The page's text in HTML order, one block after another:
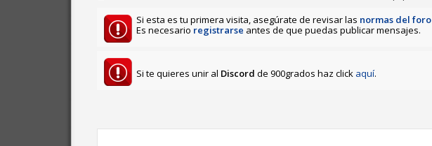
Si esta es tu primera visita, asegúrate de revisar las normas del foro
Es necesario registrarse antes de que puedas publicar mensajes.
Si te quieres unir al Discord de 900grados haz click aquí.